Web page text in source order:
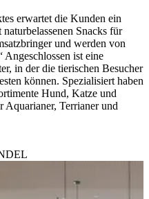
erwartet die Kunden ein
Snacks für
und werden von
Angeschlossen ist eine
in der die tierischen Besucher
können. Spezialisiert haben
Hund, Katze und
Terrianer und